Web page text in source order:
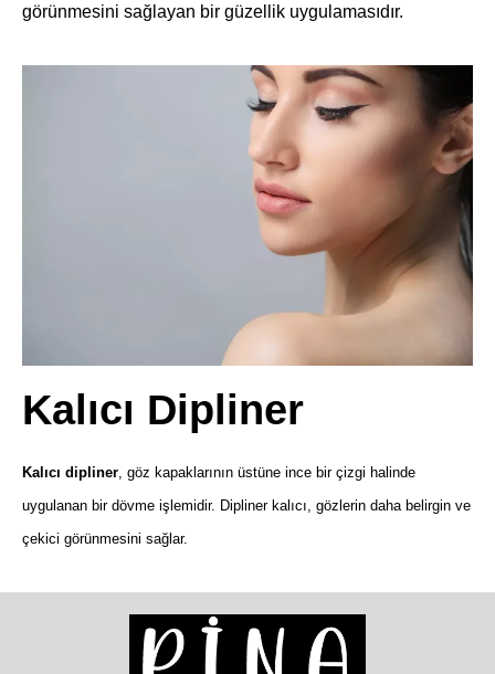
görünmesini sağlayan bir güzellik uygulamasıdır.
Kalıcı Dipliner
Kalıcı dipliner , göz kapaklarının üstüne ince bir çizgi halinde
uygulanan bir dövme işlemidir. Dipliner kalıcı, gözlerin daha belirgin ve
çekici görünmesini sağlar.